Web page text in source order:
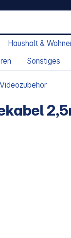
Haushalt &
Sonstiges